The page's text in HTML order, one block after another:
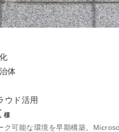
を早期構築。Microsoft 365・